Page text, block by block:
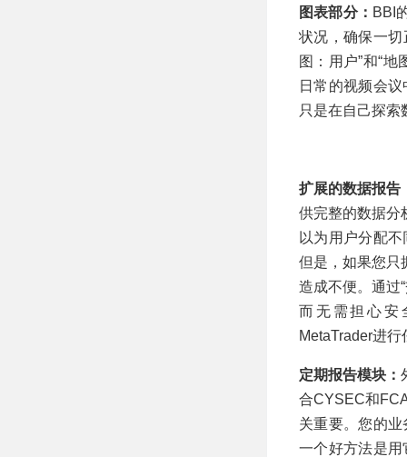
图表部分： BBI
状况，确保一切
图：用户”和“
日常的视频会
只是在自己探
扩展的数据报告
供完整的数据分
以为用户分配
但是，如果您只
造成不便。通过
而无需担心安
MetaTrader进行
定期报告模块：
合CYSEC和
关重要。您的
一个好方法是